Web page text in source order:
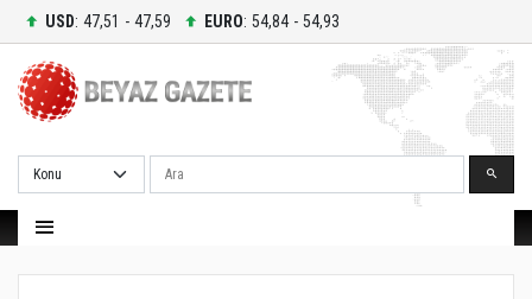
USD: 47,51 - 47,59 EURO: 54,84 - 54,93
Ara